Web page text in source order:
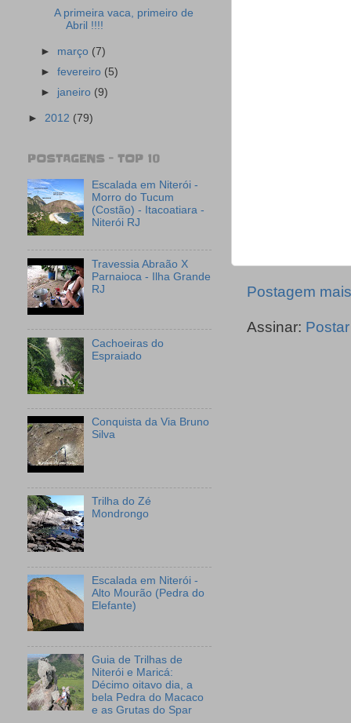
Postagem
Assinar:
A primeira vaca, primeiro de
Abril !!!!
► março (7)
►fevereiro (5)
► janeiro (9)
► 2012 (79)
POSTAGENS - TOP 10
Escalada em Niterói -
Morro do Tucum
(Costão) - Itacoatiara -
Niterói RJ
Travessia Abraão X
Parnaioca - Ilha Grande
RJ
Cachoeiras do
Espraiado
Conquista da Via Bruno
Silva
Trilha do Zé
Mondrongo
Escalada em Niterói -
Alto Mourão (Pedra do
Elefante)
Guia de Trilhas de
Niterói e Maricá:
Décimo oitavo dia, a
bela Pedra do Macaco
e as Grutas do Spar